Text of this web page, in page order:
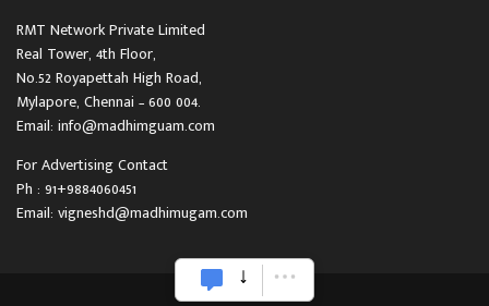
RMT Network Private Limited
Real Tower, 4th Floor,
No.52 Royapettah High Road,
Mylapore, Chennai – 600 004.
Email: info@madhimguam.com
For Advertising Contact
Ph : 91+9884060451
Email: vigneshd@madhimugam.com